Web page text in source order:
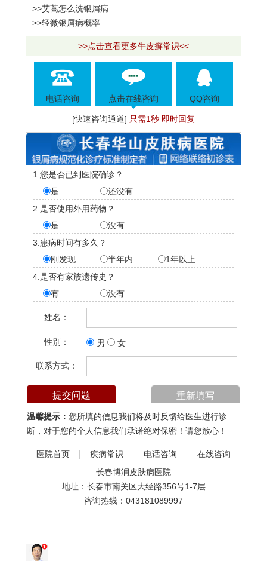
>>艾蒿怎么洗银屑病
>>轻微银屑病概率
>>点击查看更多牛皮癣常识<<
电话咨询 点击在线咨询 QQ咨询
[快速咨询通道] 只需1秒 即时回复
1.您是否已到医院确诊？
是
还没有
2.是否使用外用药物？
是
没有
3.患病时间有多久？
刚发现
半年内
1年以上
4.是否有家族遗传史？
有
没有
姓名：
性别： 男 女
联系方式：
温馨提示： 您所填的信息我们将及时反馈给医生进行诊
断，对于您的个人信息我们承诺绝对保密！请您放心！
医院首页 疾病常识 电话咨询
在线咨询
长春博润皮肤病医院
地址：长春市南关区大经路356号1-7层
咨询热线： 043181089997